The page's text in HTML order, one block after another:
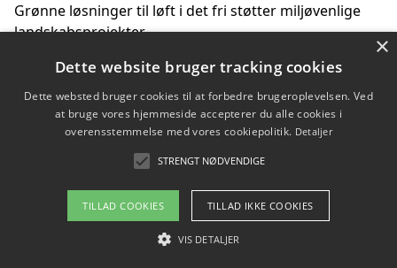
Grønne løsninger til løft i det fri støtter miljøvenlige
landskabsprojekter
Gør haven til et frirum for familien og naturen
Copyright 2026 - Pilanto Aps
Om / kontakt
Blog Betingelser
×
Dette website bruger tracking cookies
Dette websted bruger cookies til at forbedre brugeroplevelsen. Ved
at bruge vores hjemmeside accepterer du alle cookies i
overensstemmelse med vores cookiepolitik. Detaljer
STRENGT NØDVENDIGE
TILLAD COOKIES TILLAD IKKE COOKIES
VIS DETALJER